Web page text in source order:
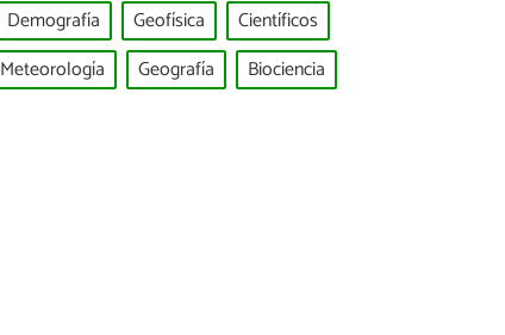
Demografía Geofísica
Científicos
Meteorología
Geografía Biociencia